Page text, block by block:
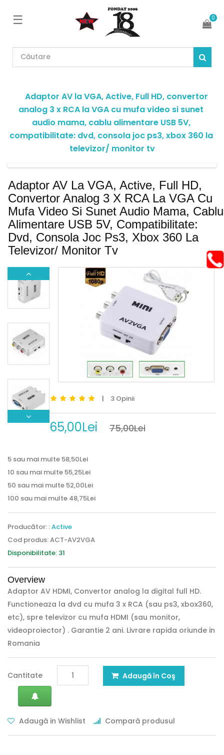
Select Language ▼
Accesorii
Componente
Periferice
PC
+
Cabluri
+
Incarcatoare
+
Consumabile
+
Retelistica
Electrice
+
☰ 0
Adaptor AV la VGA, Active, Full HD, convertor
analog 3 x RCA la VGA cu mufa video si sunet
audio mama, cablu alimentare USB 5V,
compatibilitate: dvd, consola joc ps3, xbox 360 la
televizor/ monitor tv
Adaptor AV La VGA, Active, Full HD,
Convertor Analog 3 X RCA La VGA Cu
Mufa Video Si Sunet Audio Mama, Cablu
Alimentare USB 5V, Compatibilitate:
Dvd, Consola Joc Ps3, Xbox 360 La
Televizor/ Monitor Tv
| 3 Opinii
65,00Lei 75,00Lei
5 sau mai multe 58,50Lei
10 sau mai multe 55,25Lei
50 sau mai multe 52,00Lei
100 sau mai multe 48,75Lei
Producător: :Active
Cod produs: ACT-AV2VGA
Disponibilitate: 31
Overview
Adaptor AV HDMI, Convertor analog la digital full HD.
Functioneaza la dvd cu mufa 3 x RCA (sau ps3, xbox360,
etc), spre televizor cu mufa HDMI (sau monitor,
videoproiector) . Garantie 2 ani. Livrare rapida oriunde in
Romania
Cantitate Adaugă în Coş
Adaugă in Wishlist Compară produsul